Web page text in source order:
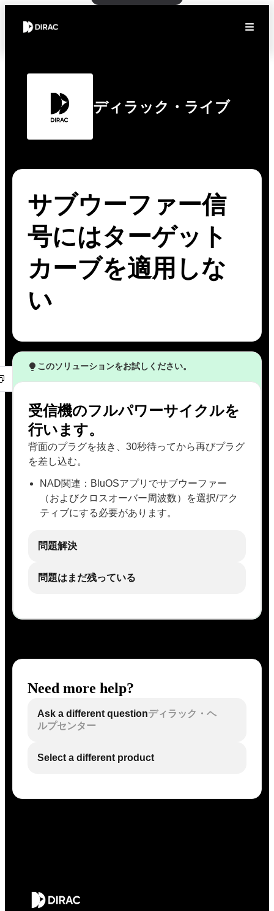
ディラック・ライブ
サブウーファー信
号にはターゲット
カーブを適用しな
い
このソリューションをお試しください。
受信機のフルパワーサイクルを
行います。
背面のプラグを抜き、30秒待ってから再びプラグ
を差し込む。
NAD関連：BluOSアプリでサブウーファー
（およびクロスオーバー周波数）を選択/アク
ティブにする必要があります。
問題解決
問題はまだ残っている
Need more help?
Ask a different questionディラック・ヘ
ルプセンター
Select a different product